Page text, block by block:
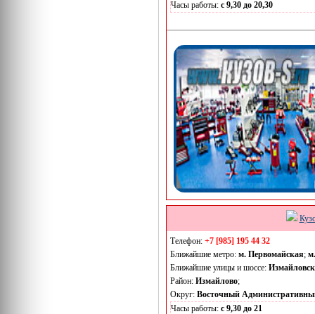
Часы работы: с 9,30 до 20,30
Телефон: +7 [985] 195 44 32
Ближайшие метро: м. Первомайская;
Ближайшие улицы и шоссе:
Район: Измайлово;
Округ: Восточный
Часы работы: с 9,30 до 21